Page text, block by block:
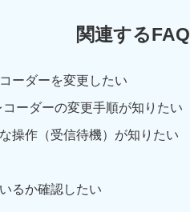
関連するFAQ
ーダーを変更したい
ーダーの変更手順が知りたい
操作（受信待機）が知りたい
るか確認したい